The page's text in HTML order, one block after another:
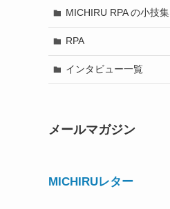
MICHIRU RPA の小技集
RPA
インタビュー一覧
メールマガジン
MICHIRUレター